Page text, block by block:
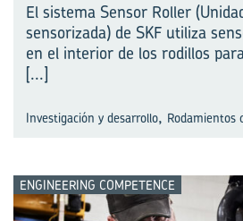
El sistema Sensor Roller
sensorizada) de SKF utiliza
en el interior de los rodillos
[...]
Investigación y desarrollo, Rodamientos
ENGINEERING COMPETENCE